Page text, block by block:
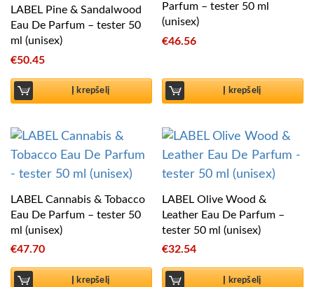
LABEL Pine & Sandalwood
Eau De Parfum – tester 50
ml (unisex)
€50.45
Į krepšelį
Parfum – tester 50 ml
(unisex)
€46.56
Į krepšelį
LABEL Cannabis & Tobacco
Eau De Parfum – tester 50
ml (unisex)
€47.70
Į krepšelį
LABEL Olive Wood &
Leather Eau De Parfum –
tester 50 ml (unisex)
€32.54
Į krepšelį